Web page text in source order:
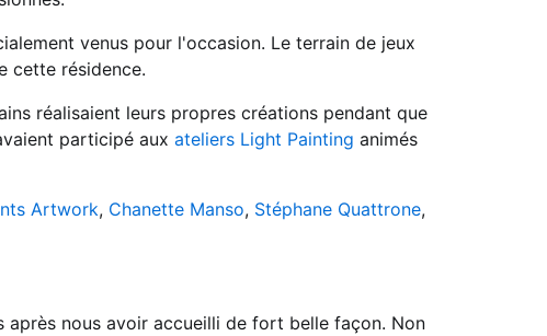
venus pour l'occasion. Le terrain de jeux
cette résidence.
réalisaient leurs propres créations pendant que
participé aux ateliers Light Painting animés
Artwork, Chanette Manso, Stéphane Quattrone,
après nous avoir accueilli de fort belle façon. Non